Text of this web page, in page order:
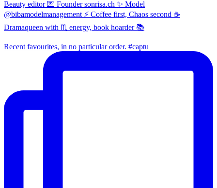
Beauty editor 💌 Founder sonrisa.ch ✨ Model
@bibamodelmanagement ⚡ Coffee first, Chaos second ☕
Dramaqueen with ♏ energy, book hoarder 📚
Recent favourites, in no particular order. #captu